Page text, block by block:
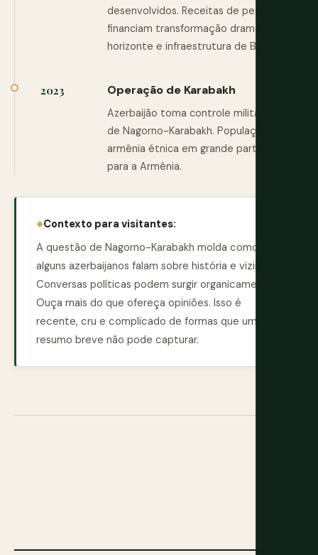
desenvolvidos. Receitas de petróleo
financiam transformação dramática do
horizonte e infraestrutura de Baku.
2023 Operação de Karabakh
Azerbaijão toma controle militar total
de Nagorno-Karabakh. População
armênia étnica em grande parte parte
para a Armênia.
Contexto para visitantes:
A questão de Nagorno-Karabakh molda como
alguns azerbaijanos falam sobre história e vizinhos.
Conversas políticas podem surgir organicamente.
Ouça mais do que ofereça opiniões. Isso é
recente, cru e complicado de formas que um
resumo breve não pode capturar.